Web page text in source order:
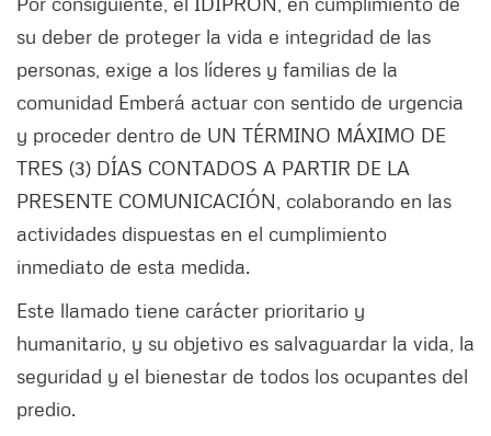
su deber de proteger la vida e integridad de las
personas, exige a los líderes y familias de la
comunidad Emberá actuar con sentido de urgencia
y proceder dentro de UN TÉRMINO MÁXIMO DE
TRES (3) DÍAS CONTADOS A PARTIR DE LA
PRESENTE COMUNICACIÓN, colaborando en las
actividades dispuestas en el cumplimiento
inmediato de esta medida.
Este llamado tiene carácter prioritario y
humanitario, y su objetivo es salvaguardar la vida, la
seguridad y el bienestar de todos los ocupantes del
predio.